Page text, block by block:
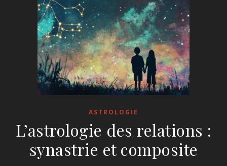
ASTROLOGIE
L’astrologie des relations :
synastrie et composite